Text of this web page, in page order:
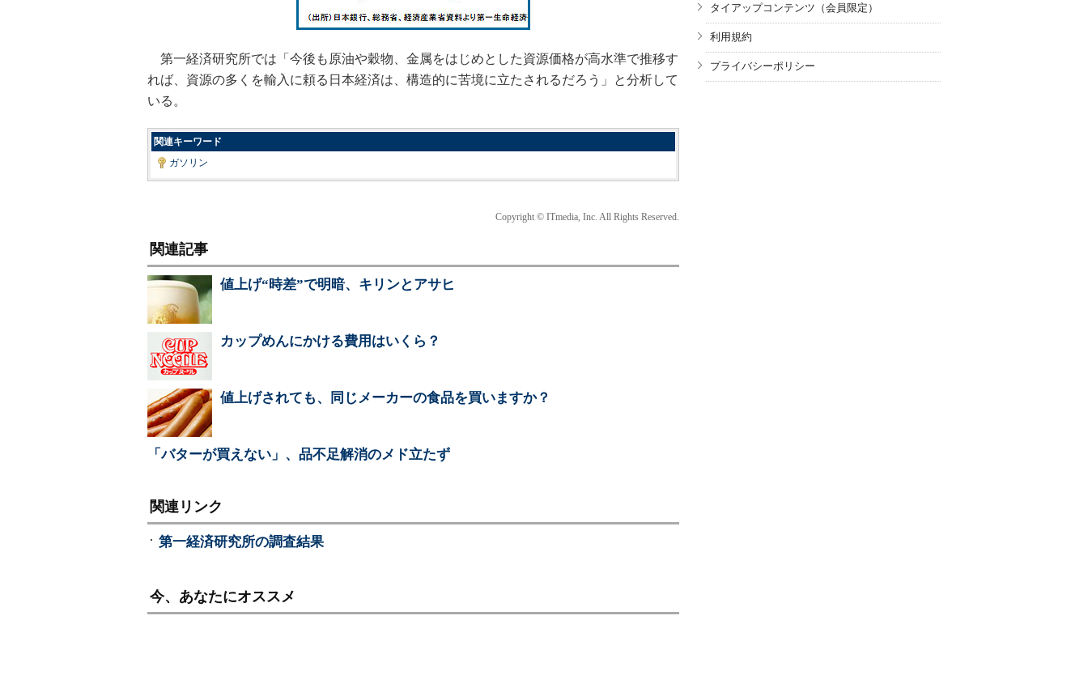
第一経済研究所では「今後も原油や穀物、金属をはじめとした資源価格が高水準で推移す
れば、資源の多くを輸入に頼る日本経済は、構造的に苦境に立たされるだろう」と分析して
いる。
関連キーワード
ガソリン
Copyright © ITmedia, Inc. All Rights Reserved.
関連記事
値上げ“時差”で明暗、キリンとアサヒ
カップめんにかける費用はいくら？
値上げされても、同じメーカーの食品を買いますか？
「バターが買えない」、品不足解消のメド立たず
関連リンク
第一経済研究所の調査結果
今、あなたにオススメ
タイアップコンテンツ（会員限定）
利用規約
プライバシーポリシー